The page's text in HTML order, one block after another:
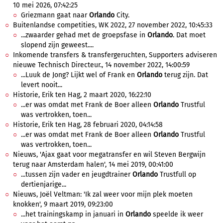
10 mei 2026, 07:42:25
Griezmann gaat naarOrlando City.
Buitenlandse competities, WK 2022, 27 november 2022, 10:45:33
...zwaarder gehad met de groepsfase in Orlando. Dat moet
slopend zijn geweest....
Inkomende transfers & transfergeruchten, Supporters adviseren
nieuwe Technisch Directeur., 14 november 2022, 14:00:59
...Luuk de Jong? Lijkt wel of Frank en Orlando terug zijn. Dat
levert nooit...
Historie, Erik ten Hag, 2 maart 2020, 16:22:10
...er was omdat met Frank de Boer alleen Orlando Trustful
was vertrokken, toen...
Historie, Erik ten Hag, 28 februari 2020, 04:14:58
...er was omdat met Frank de Boer alleen Orlando Trustful
was vertrokken, toen...
Nieuws, 'Ajax gaat voor megatransfer en wil Steven Bergwijn
terug naar Amsterdam halen', 14 mei 2019, 00:41:00
...tussen zijn vader en jeugdtrainerOrlando Trustfull op
dertienjarige...
Nieuws, Joël Veltman: 'Ik zal weer voor mijn plek moeten
knokken', 9 maart 2019, 09:23:00
...het trainingskamp in januari in Orlando speelde ik weer